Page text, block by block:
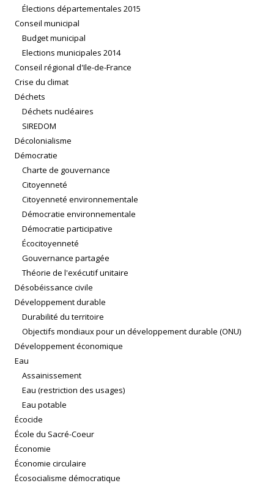
Élections départementales 2015
Conseil municipal
Budget municipal
Elections municipales 2014
Conseil régional d'Ile-de-France
Crise du climat
Déchets
Déchets nucléaires
SIREDOM
Décolonialisme
Démocratie
Charte de gouvernance
Citoyenneté
Citoyenneté environnementale
Démocratie environnementale
Démocratie participative
Écocitoyenneté
Gouvernance partagée
Théorie de l'exécutif unitaire
Désobéissance civile
Développement durable
Durabilité du territoire
Objectifs mondiaux pour un développement durable (ONU)
Développement économique
Eau
Assainissement
Eau (restriction des usages)
Eau potable
Écocide
École du Sacré-Coeur
Économie
Économie circulaire
Écosocialisme démocratique